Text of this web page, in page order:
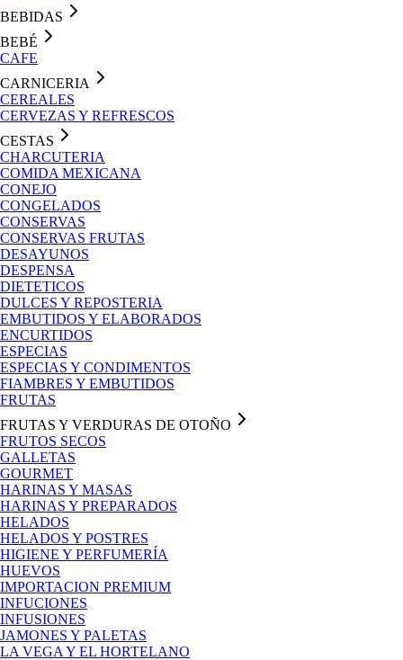
BEBIDAS
BEBÉ
CAFE
CARNICERIA
CEREALES
CERVEZAS Y REFRESCOS
CESTAS
CHARCUTERIA
COMIDA MEXICANA
CONEJO
CONGELADOS
CONSERVAS
CONSERVAS FRUTAS
DESAYUNOS
DESPENSA
DIETETICOS
DULCES Y REPOSTERIA
EMBUTIDOS Y ELABORADOS
ENCURTIDOS
ESPECIAS
ESPECIAS Y CONDIMENTOS
FIAMBRES Y EMBUTIDOS
FRUTAS
FRUTAS Y VERDURAS DE OTOÑO
FRUTOS SECOS
GALLETAS
GOURMET
HARINAS Y MASAS
HARINAS Y PREPARADOS
HELADOS
HELADOS Y POSTRES
HIGIENE Y PERFUMERÍA
HUEVOS
IMPORTACION PREMIUM
INFUCIONES
INFUSIONES
JAMONES Y PALETAS
LA VEGA Y EL HORTELANO